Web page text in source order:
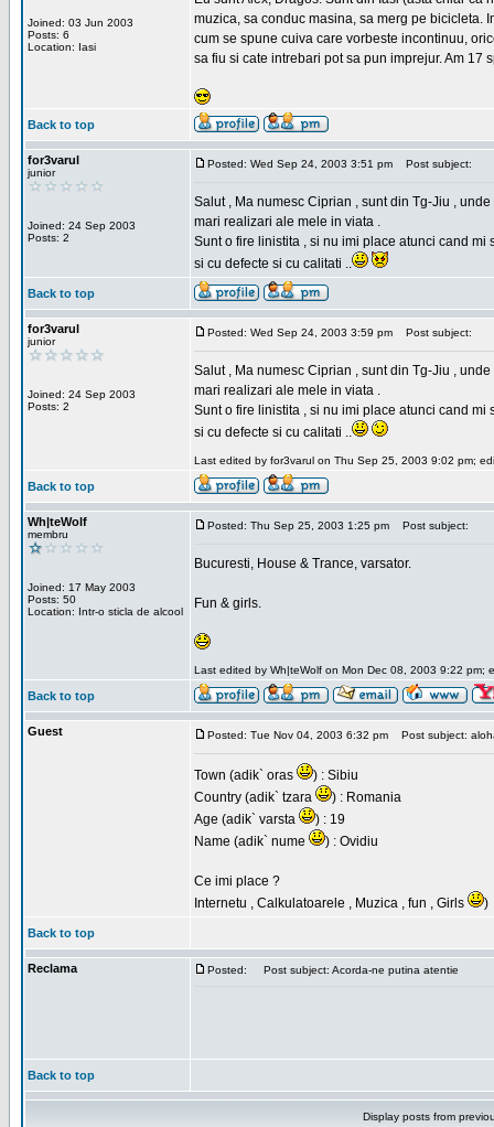
Joined: 03 Jun 2003
Posts: 6
Location: Iasi
muzica, sa conduc masina, sa merg pe bicicleta.
cum se spune cuiva care vorbeste incontinuu,
sa fiu si cate intrebari pot sa pun imprejur. Am 17
Back to top
for3varul
junior
Joined: 24 Sep 2003
Posts: 2
Posted: Wed Sep 24, 2003 3:51 pm Post subject:
Salut , Ma numesc Ciprian , sunt din Tg-Jiu ,
mari realizari ale mele in viata .
Sunt o fire linistita , si nu imi place atunci cand
si cu defecte si cu calitati ..
Back to top
for3varul
junior
Joined: 24 Sep 2003
Posts: 2
Posted: Wed Sep 24, 2003 3:59 pm Post subject:
Salut , Ma numesc Ciprian , sunt din Tg-Jiu ,
mari realizari ale mele in viata .
Sunt o fire linistita , si nu imi place atunci cand
si cu defecte si cu calitati ..
Last edited by for3varul on Thu Sep 25, 2003 9:02 pm;
Back to top
Wh|teWolf
membru
Joined: 17 May 2003
Posts: 50
Location: Intr-o sticla de alcool
Posted: Thu Sep 25, 2003 1:25 pm Post subject:
Bucuresti, House & Trance, varsator.
Fun & girls.
Last edited by Wh|teWolf on Mon Dec 08, 2003 9:22 pm;
Back to top
Guest Posted: Tue Nov 04, 2003 6:32 pm Post subject:
Town (adik` oras
) : Sibiu
Country (adik` tzara
) : Romania
Age (adik` varsta
) : 19
Name (adik` nume
) : Ovidiu
Ce imi place ?
Internetu , Calkulatoarele , Muzica , fun , Girls
)
Back to top
Reclama Posted: Post subject: Acorda-ne putina atentie
Back to top
Display posts from